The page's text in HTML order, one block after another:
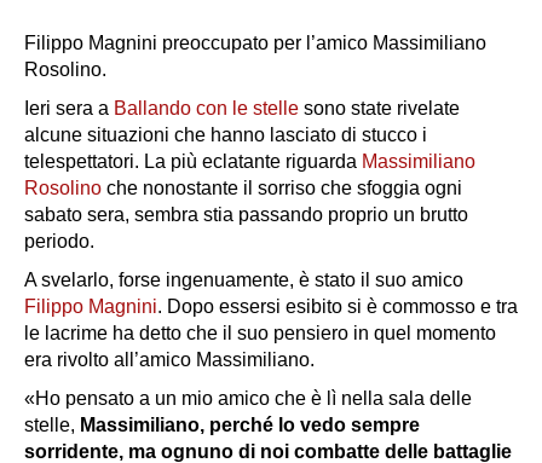
Filippo Magnini preoccupato per l’amico Massimiliano
Rosolino.
Ieri sera a Ballando con le stelle sono state rivelate
alcune situazioni che hanno lasciato di stucco i
telespettatori. La più eclatante riguarda Massimiliano
Rosolino che nonostante il sorriso che sfoggia ogni
sabato sera, sembra stia passando proprio un brutto
periodo.
A svelarlo, forse ingenuamente, è stato il suo amico
Filippo Magnini. Dopo essersi esibito si è commosso e tra
le lacrime ha detto che il suo pensiero in quel momento
era rivolto all’amico Massimiliano.
«Ho pensato a un mio amico che è lì nella sala delle
stelle, Massimiliano, perché lo vedo sempre
sorridente, ma ognuno di noi combatte delle battaglie